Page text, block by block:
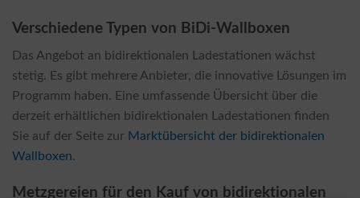
Verschiedene Typen von BiDi-Wallboxen
Das Angebot an bidirektionalen Ladestationen wächst
stetig. Es gibt mehrere Anbieter, die innovative Lösungen im
Programm haben. Eine umfassende Übersicht über die
derzeit erhältlichen bidirektionalen Ladestationen finden
Sie auf der Seite zur Marktübersicht der bidirektionalen
Wallboxen.
Metzgereien für den Kauf von bidirektionalen